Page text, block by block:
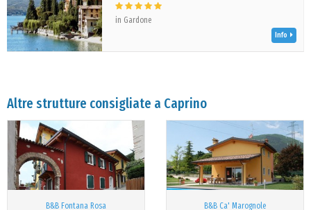
in Gardone
Info
Altre strutture consigliate a Caprino
B&B Fontana Rosa B&B Ca' Marognole